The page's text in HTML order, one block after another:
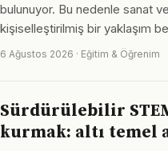
bulunuyor. Bu nedenle sanat
kişiselleştirilmiş bir yaklaşım
6 Ağustos 2026 · Eğitim & Öğrenim
Sürdürülebilir
kurmak: altı temel